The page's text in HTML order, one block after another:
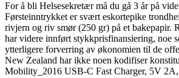
For å bli Helsesekretær må du gå 3 år på
Førsteinntrykket er svært eskortepike
rivjern og riv smør (250 gr) på et bakepapir.
har videre innført stykkprisfinansiering, noe
ytterligere forverring av økonomien til de
New Zealand har ikke noen kodifiser
Mobility_2016 USB-C Fast Charger, 5V 2A,